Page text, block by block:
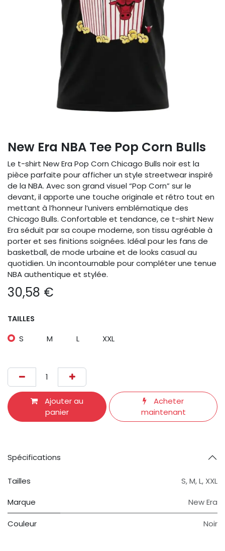
New Era NBA Tee Pop Corn Bulls
Le t-shirt New Era Pop Corn Chicago Bulls noir est la
pièce parfaite pour afficher un style streetwear inspiré
de la NBA. Avec son grand visuel “Pop Corn” sur le
devant, il apporte une touche originale et rétro tout en
mettant à l’honneur l’univers emblématique des
Chicago Bulls. Confortable et tendance, ce t-shirt New
Era séduit par sa coupe moderne, son tissu agréable à
porter et ses finitions soignées. Idéal pour les fans de
basketball, de mode urbaine et de looks casual au
quotidien. Un incontournable pour compléter une tenue
NBA authentique et stylée.
30,58 €
TAILLES
S M L XXL
Ajouter au
panier
Acheter
maintenant
Spécifications
Tailles S,M,L, XXL
Marque
New Era
Couleur Noir